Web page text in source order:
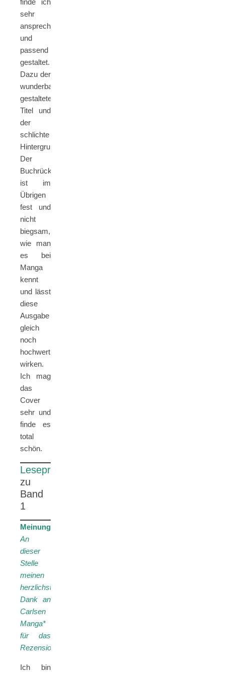
finde ich
sehr
ansprechend
und
passend
gestaltet.
Dazu der
wunderbar
gestaltete
Titel und
der
schlichte
Hintergrund.
Der
Buchrücken
ist im
Übrigen
fest und
nicht
biegsam,
wie man
es bei
Manga
kennt
und lässt
diese
Ausgabe
gleich
noch
hochwertiger
wirken.
Ich mag
das
Cover
sehr und
finde es
total
schön.
Leseprobe
zu
Band
1
Meinung:
An
dieser
Stelle
meinen
herzlichsten
Dank an
Carlsen
Manga*
für das
Rezensionsexemplar.
Ich bin